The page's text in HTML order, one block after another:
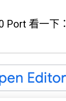
Port 看一下：